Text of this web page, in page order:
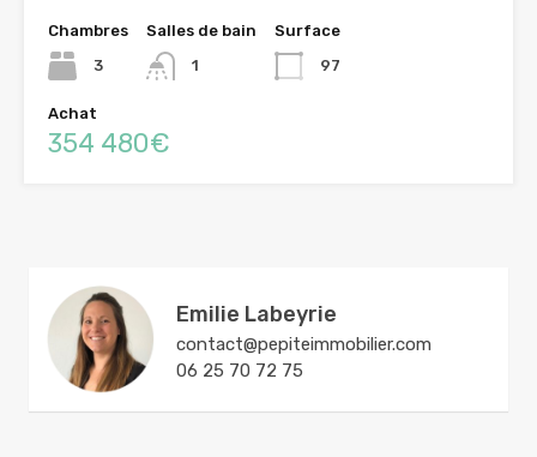
Chambres
3
Salles de bain
1
Surface
97
Achat
354 480€
Emilie Labeyrie
contact@pepiteimmobilier.com
06 25 70 72 75